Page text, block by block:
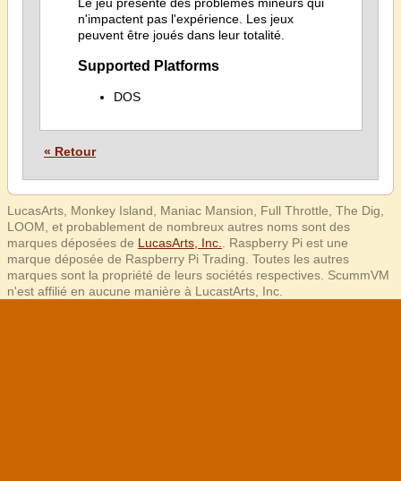
n'impactent pas l'expérience. Les jeux
peuvent être joués dans leur totalité.
Supported Platforms
DOS
« Retour
LucasArts, Monkey Island, Maniac Mansion, Full Throttle, The Dig,
LOOM, et probablement de nombreux autres noms sont des
marques déposées de LucasArts, Inc.
. Raspberry Pi est une
marque déposée de Raspberry Pi Trading. Toutes les autres
marques sont la propriété de leurs sociétés respectives. ScummVM
n'est affilié en aucune manière à LucastArts, Inc.